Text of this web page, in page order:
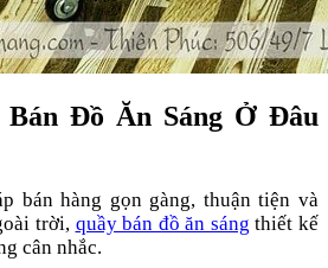
Đồ Ăn Sáng Ở Đâu
bán hàng gọn gàng, thuận tiện và
trời, quầy bán đồ ăn sáng thiết kế
cân nhắc.